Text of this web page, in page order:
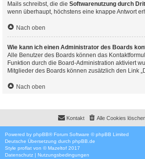
Mails schreibst, die die Softwarenutzung durch
wenn überhaupt, höchstens eine knappe Antwort
Nach oben
Wie kann ich einen Administrator des Boards
Alle Benutzer des Boards können das
Funktion durch die Board-Administration aktiviert
Mitglieder des Boards können zusätzlich den Link
Nach oben
Alle Cookies
Kontakt
Powered by phpBB® Forum Software © phpBB Limited
Deutsche Übersetzung durch phpBB.de
Style proflat von ©Mazeltof 2017
Datenschutz | Nutzungsbedingungen